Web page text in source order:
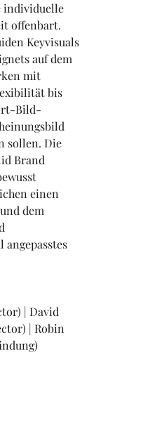
individuelle
offenbart.
Keyvisuals
auf dem
mit
bis
Bild-
sollen. Die
Brand
einen
dem
| David
| Robin